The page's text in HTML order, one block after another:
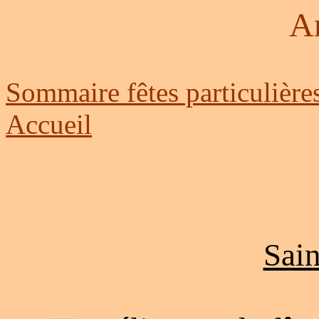
Sommaire fêtes
Accueil